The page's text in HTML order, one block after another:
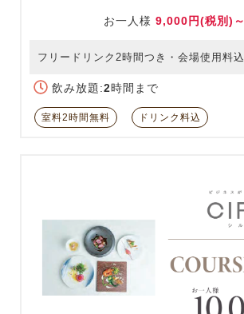
お一人様 9,000円(税別)～
フリードリンク2時間つき・会場使用料込
飲み放題:2時間まで
室料2時間無料 ドリンク料込